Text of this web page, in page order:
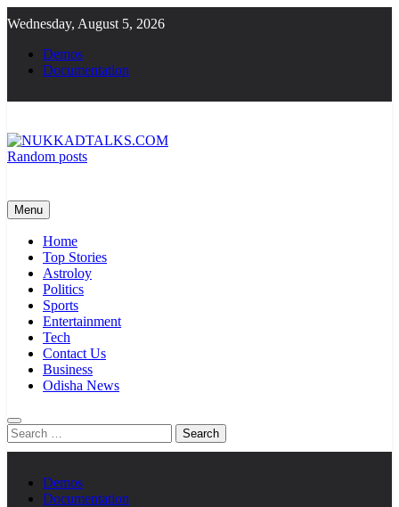
to
content
Wednesday, August 5, 2026
Demos
Documentation
Random posts
Menu
Home
Top Stories
Astroloy
Politics
Sports
Entertainment
Tech
Contact Us
Business
Odisha News
Search
for:
Demos
Documentation